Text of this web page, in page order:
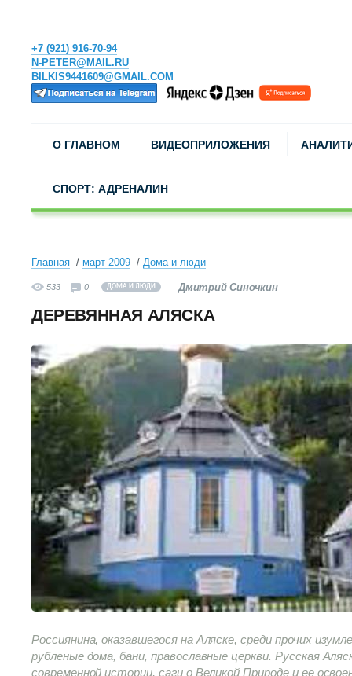
+7 (921) 916-70-94
N-PETER@MAIL.RU
BILKIS9441609@GMAIL.COM
О ГЛАВНОМ ВИДЕОПРИЛОЖЕНИЯ
СПОРТ: АДРЕНАЛИН
Главная март 2009 Дома и люди
533 0 ДОМА И ЛЮДИ Дмитрий Синочкин
ДЕРЕВЯННАЯ АЛЯСКА
Россиянина, оказавшегося на Аляске, среди прочих
рубленые дома, бани, православные церкви. Русская
современной истории, саги о Великой Природе и ее